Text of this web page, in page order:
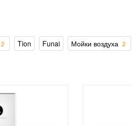
2 Tion Funai Мойки воздуха 2